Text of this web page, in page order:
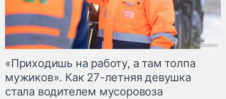
«Приходишь на работу, а там толпа
мужиков». Как 27-летняя девушка
стала водителем мусоровоза